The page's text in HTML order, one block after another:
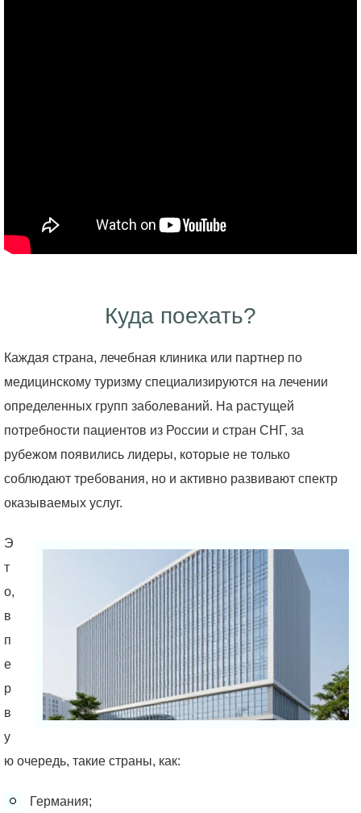
Куда поехать?
Каждая страна, лечебная клиника или партнер по
медицинскому туризму специализируются на лечении
определенных групп заболеваний. На растущей
потребности пациентов из России и стран СНГ, за
рубежом появились лидеры, которые не только
соблюдают требования, но и активно развивают спектр
оказываемых услуг.
Э
т
о,
в
п
е
р
в
у
ю очередь, такие страны, как:
Германия;